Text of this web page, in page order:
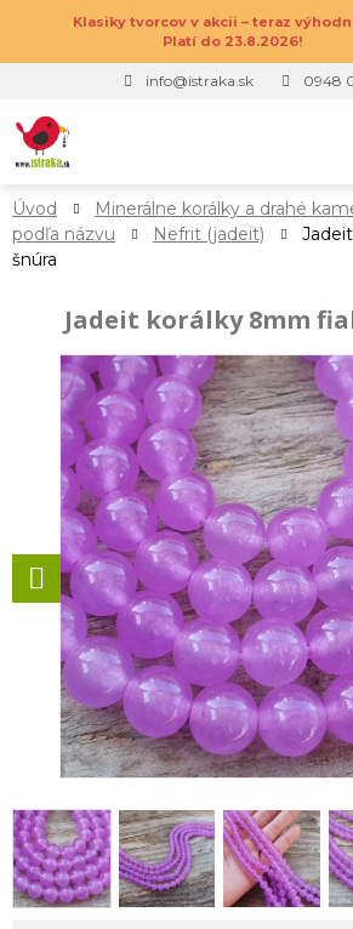
Klasiky tvorcov v akcii – teraz
Platí do 23.8.2026!
info@istraka.sk 0948
Úvod Minerálne korálky a drahé
podľa názvu
Nefrit (jadeit)
šnúra
Jadeit korálky 8mm